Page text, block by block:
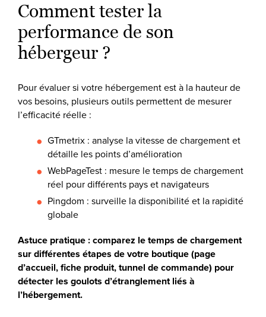
Comment tester la
performance de son
hébergeur ?
Pour évaluer si votre hébergement est à la hauteur de
vos besoins, plusieurs outils permettent de mesurer
l’efficacité réelle :
GTmetrix : analyse la vitesse de chargement et
détaille les points d’amélioration
WebPageTest : mesure le temps de chargement
réel pour différents pays et navigateurs
Pingdom : surveille la disponibilité et la rapidité
globale
Astuce pratique : comparez le temps de chargement
sur différentes étapes de votre boutique (page
d’accueil, fiche produit, tunnel de commande) pour
détecter les goulots d’étranglement liés à
l’hébergement.